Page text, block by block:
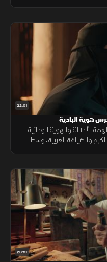
22:01
هوية البادية
للأصالة والهوية الوطنية،
والضيافة العربية، وسط
26:19